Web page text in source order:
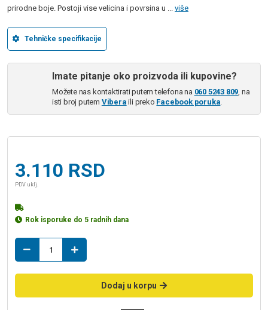
prirodne boje. Postoji vise velicina i povrsina u ... više
Tehničke specifikacije
Imate pitanje oko proizvoda ili kupovine?
Možete nas kontaktirati putem telefona na 060 5243 809, na
isti broj putem Vibera ili preko Facebook poruka.
3.110 RSD
PDV uklj.
Rok isporuke do 5 radnih dana
CEPPO
DI
anthracite
Dodaj u korpu